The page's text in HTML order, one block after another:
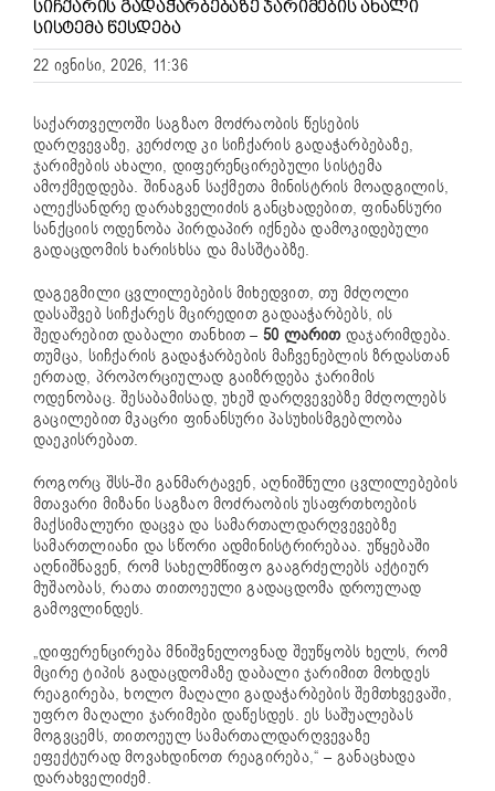
ᲡᲘᲩᲥᲐᲠᲘᲡ ᲒᲐᲓᲐᲭᲐᲠᲑᲔᲑᲐᲖᲔ ᲯᲐᲠᲘᲛᲔᲑᲘᲡ ᲐᲮᲐᲚᲘ
ᲡᲘᲡᲢᲔᲛᲐ ᲬᲔᲡᲓᲔᲑᲐ
22 ივნისი, 2026, 11:36
საქართველოში საგზაო მოძრაობის წესების
დარღვევაზე, კერძოდ კი სიჩქარის გადაჭარბებაზე,
ჯარიმების ახალი, დიფერენცირებული სისტემა
ამოქმედდება. შინაგან საქმეთა მინისტრის მოადგილის,
ალექსანდრე დარახველიძის განცხადებით, ფინანსური
სანქციის ოდენობა პირდაპირ იქნება დამოკიდებული
გადაცდომის ხარისხსა და მასშტაბზე.
დაგეგმილი ცვლილებების მიხედვით, თუ მძღოლი
დასაშვებ სიჩქარეს მცირედით გადააჭარბებს, ის
შედარებით დაბალი თანხით – 50 ლარითდაჯარიმდება.
თუმცა, სიჩქარის გადაჭარბების მაჩვენებლის ზრდასთან
ერთად, პროპორციულად გაიზრდება ჯარიმის
ოდენობაც. შესაბამისად, უხეშ დარღვევებზე მძღოლებს
გაცილებით მკაცრი ფინანსური პასუხისმგებლობა
დაეკისრებათ.
როგორც შსს-ში განმარტავენ, აღნიშნული ცვლილებების
მთავარი მიზანი საგზაო მოძრაობის უსაფრთხოების
მაქსიმალური დაცვა და სამართალდარღვევებზე
სამართლიანი და სწორი ადმინისტრირებაა. უწყებაში
აღნიშნავენ, რომ სახელმწიფო გააგრძელებს აქტიურ
მუშაობას, რათა თითოეული გადაცდომა დროულად
გამოვლინდეს.
„დიფერენცირება მნიშვნელოვნად შეუწყობს ხელს, რომ
მცირე ტიპის გადაცდომაზე დაბალი ჯარიმით მოხდეს
რეაგირება, ხოლო მაღალი გადაჭარბების შემთხვევაში,
უფრო მაღალი ჯარიმები დაწესდეს. ეს საშუალებას
მოგვცემს, თითოეულ სამართალდარღვევაზე
ეფექტურად მოვახდინოთ რეაგირება,“ – განაცხადა
დარახველიძემ.